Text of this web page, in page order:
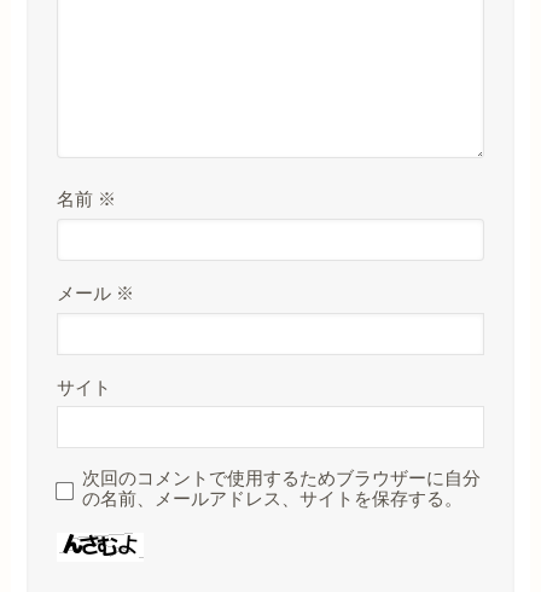
名前 ※
メール ※
サイト
次回のコメントで使用するためブラウザーに自分
の名前、メールアドレス、サイトを保存する。